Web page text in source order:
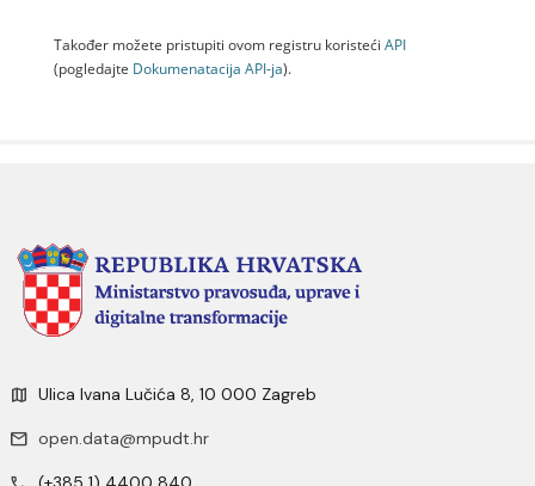
Također možete pristupiti ovom registru koristeći API
(pogledajte Dokumenаtаcijа API-jа).